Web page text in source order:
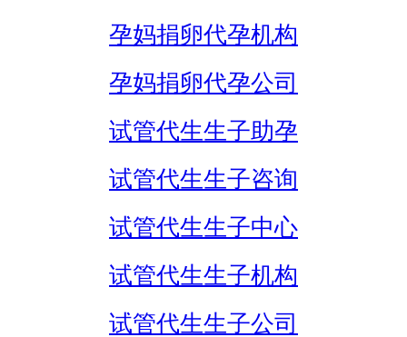
孕妈捐卵代孕机构
孕妈捐卵代孕公司
试管代生生子助孕
试管代生生子咨询
试管代生生子中心
试管代生生子机构
试管代生生子公司